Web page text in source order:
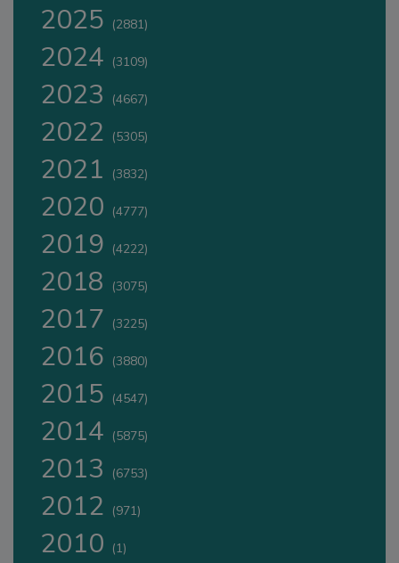
2025 (2881)
2024 (3109)
2023 (4667)
2022 (5305)
2021 (3832)
2020 (4777)
2019 (4222)
2018 (3075)
2017 (3225)
2016 (3880)
2015 (4547)
2014 (5875)
2013 (6753)
2012 (971)
2010 (1)